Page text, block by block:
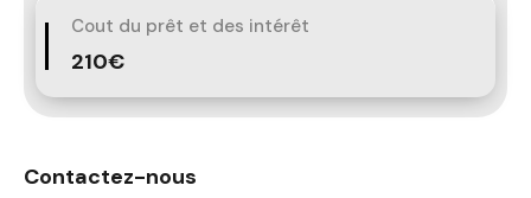
Cout du prêt et des intérêt
210€
Contactez-nous